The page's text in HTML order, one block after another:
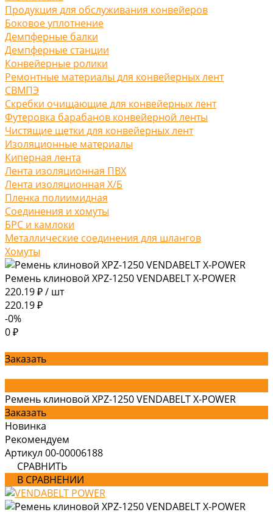
Продукция для обслуживания конвейеров
Боковое уплотнение
Демпферные балки
Демпферные станции
Конвейерные ролики
Ремонтные материалы для конвейерных лент
СВМПЭ
Скребки очищающие для конвейерных лент
Футеровка барабанов конвейерной ленты
Чистящие щетки для конвейерных лент
Изоляционные материалы
Киперная лента
Лента изоляционная ПВХ
Лента изоляционная Х/Б
Пленка полиимидная
Соединения и хомуты
БРС и камлоки
Металлические соединения для шлангов
Хомуты
Ремень клиновой XPZ-1250 VENDABELT X-POWER
220.19 ₽/ шт
220.19 ₽
-0%
0 ₽
Заказать
Ремень клиновой XPZ-1250 VENDABELT X-POWER
Заказать
Новинка
Рекомендуем
Артикул 00-00006188
СРАВНИТЬ
В СРАВНЕНИИ